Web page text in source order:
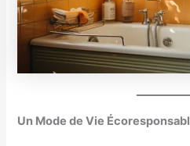
Un Mode de Vie